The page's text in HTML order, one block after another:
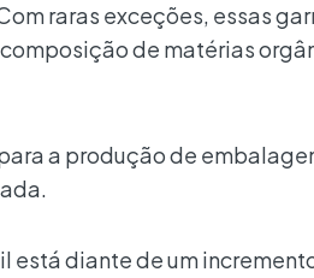
raras exceções, essas
de matérias
a produção de
está diante de um